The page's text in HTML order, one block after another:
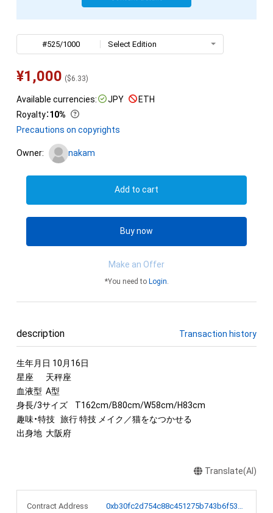
#525/1000 Select Edition
¥1,000 ($6.33)
Available currencies: JPY
ETH
Royalty：10%
Precautions on copyrights
Owner: nakam
Add to cart
Buy now
Make an Offer
*You need to Login.
description Transaction history
生年月日 10月16日
星座	天秤座
血液型	A型
身長/3サイズ	T162cm/B80cm/W58cm/H83cm
趣味・特技	旅行 特技 メイク／猫をなつかせる
出身地	大阪府
Translate(AI)
Contract Address
0xb30fc2d754c88c451275b743b6f530f19f643683